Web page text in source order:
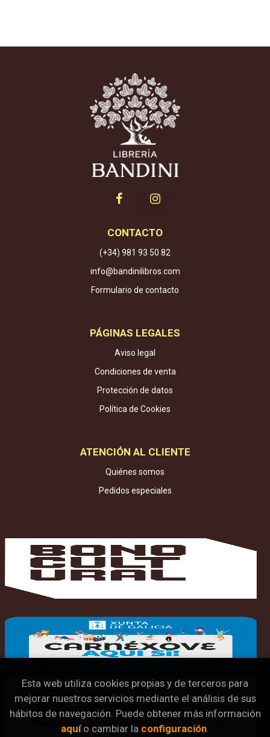
CONTACTO
(+34) 981 93 50 82
info@bandinilibros.com
Formulario de contacto
PÁGINAS LEGALES
Aviso legal
Condiciones de venta
Protección de datos
Política de Cookies
ATENCIÓN AL CLIENTE
Quiénes somos
Pedidos especiales
Esta web utiliza cookies propias y de terceros para
mejorar nuestros servicios mediante el análisis de sus
hábitos de navegación. Puede obtener más información
aquío cambiar la configuración.